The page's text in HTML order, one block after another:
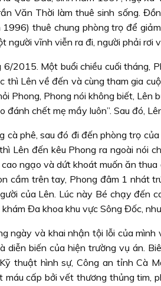
Văn Thời làm thuê sinh sống.
thuê chung phòng trọ để
người vĩnh viễn ra đi, người phải rơi
2015. Một buổi chiều cuối tháng,
thì Lên về đến và cùng tham gia
Phong, Phong nói không biết, Lên
chết mẹ mầy luôn”. Sau đó,
cà phê, sau đó đi đến phòng trọ
Lên đến kêu Phong ra ngoài nói
ngạo và dứt khoát muốn ăn
cầm trên tay, Phong đâm 1 nhát
của Lên. Lúc này Bé chạy đến
Đa khoa khu vực Sông Đốc,
ngày và khai nhận tội lỗi của mình
diễn biến của hiện trường vụ án.
thuật hình sự, Công an tỉnh Cà
máu cấp bởi vết thương thủng tim,